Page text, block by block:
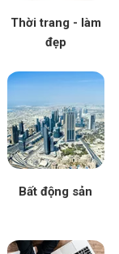
Thời trang - làm
đẹp
Bất động sản